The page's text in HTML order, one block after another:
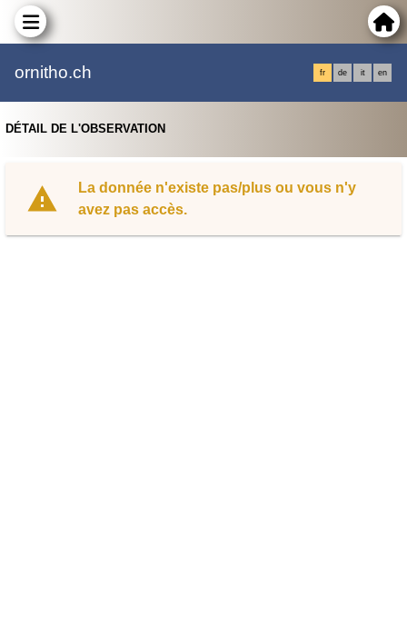
ornitho.ch fr de it en
DÉTAIL DE L'OBSERVATION
La donnée n'existe pas/plus ou vous n'y
avez pas accès.